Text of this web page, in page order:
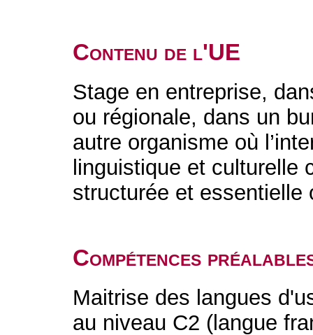
Contenu de l'UE
Stage en entreprise,
ou régionale, dans un
autre organisme où
linguistique et culturelle
structurée et essentielle
Compétences
Maitrise des langues
au niveau C2 (langue